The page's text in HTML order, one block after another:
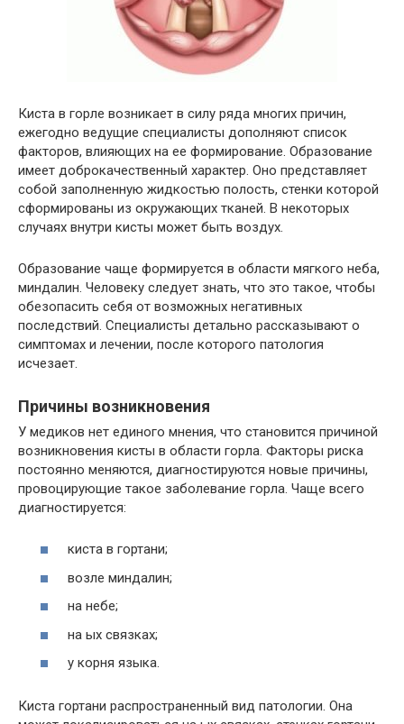
Киста в горле возникает в силу ряда многих причин,
ежегодно ведущие специалисты дополняют список
факторов, влияющих на ее формирование. Образование
имеет доброкачественный характер. Оно представляет
собой заполненную жидкостью полость, стенки которой
сформированы из окружающих тканей. В некоторых
случаях внутри кисты может быть воздух.
Образование чаще формируется в области мягкого неба,
миндалин. Человеку следует знать, что это такое, чтобы
обезопасить себя от возможных негативных
последствий. Специалисты детально рассказывают о
симптомах и лечении, после которого патология
исчезает.
Причины возникновения
У медиков нет единого мнения, что становится причиной
возникновения кисты в области горла. Факторы риска
постоянно меняются, диагностируются новые причины,
провоцирующие такое заболевание горла. Чаще всего
диагностируется:
киста в гортани;
возле миндалин;
на небе;
на ых связках;
у корня языка.
Киста гортани распространенный вид патологии. Она